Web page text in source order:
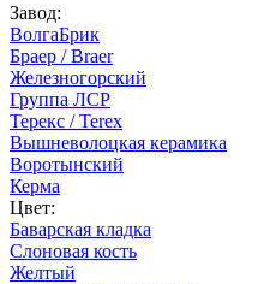
Завод:
ВолгаБрик
Браер / Braer
Железногорский
Группа ЛСР
Терекс / Terex
Вышневолоцкая керамика
Воротынский
Керма
Цвет:
Баварская кладка
Слоновая кость
Желтый